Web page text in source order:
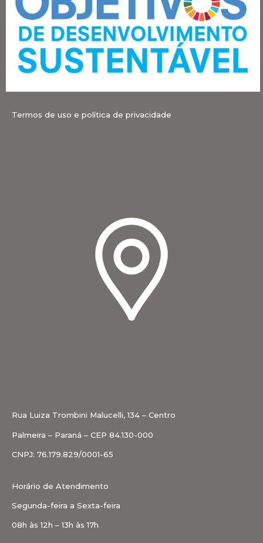
Termos de uso e política de privacidade
Rua Luiza Trombini Malucelli, 134 – Centro
Palmeira – Paraná – CEP 84.130-000
CNPJ: 76.179.829/0001-65
Horário de Atendimento
Segunda-feira a Sexta-feira
08h às 12h – 13h às 17h